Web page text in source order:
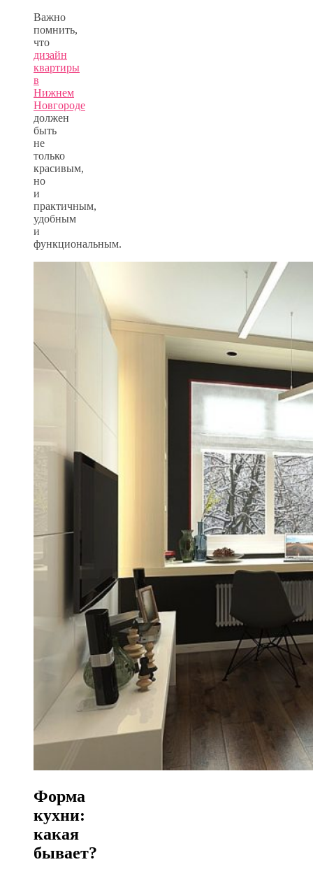
Важно
помнить,
что
дизайн
квартиры
в
Нижнем
Новгороде
должен
быть
не
только
красивым,
но
и
практичным,
удобным
и
функциональным.
Форма
кухни:
какая
бывает?